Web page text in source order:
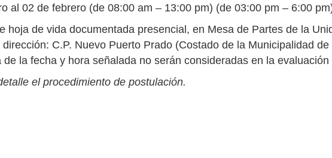
al 02 de febrero (de 08:00 am – 13:00 pm) (de 03:00 pm – 6:00
hoja de vida documentada presencial, en Mesa de Partes de la
C.P. Nuevo Puerto Prado (Costado de la Municipalidad de
la fecha y hora señalada no serán consideradas en la evaluación
el procedimiento de postulación.